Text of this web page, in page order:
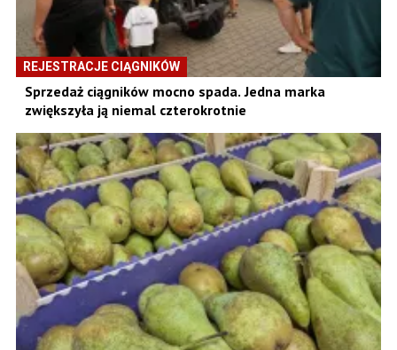
REJESTRACJE CIĄGNIKÓW
Sprzedaż ciągników mocno spada. Jedna marka
zwiększyła ją niemal czterokrotnie